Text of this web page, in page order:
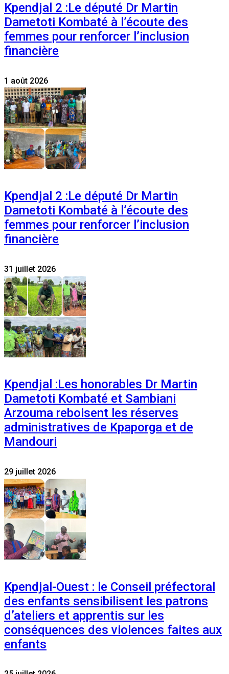
Kpendjal 2 :Le député Dr Martin
Dametoti Kombaté à l’écoute des
femmes pour renforcer l’inclusion
financière
1 août 2026
Kpendjal 2 :Le député Dr Martin
Dametoti Kombaté à l’écoute des
femmes pour renforcer l’inclusion
financière
31 juillet 2026
Kpendjal :Les honorables Dr Martin
Dametoti Kombaté et Sambiani
Arzouma reboisent les réserves
administratives de Kpaporga et de
Mandouri
29 juillet 2026
Kpendjal-Ouest : le Conseil préfectoral
des enfants sensibilisent les patrons
d’ateliers et apprentis sur les
conséquences des violences faites aux
enfants